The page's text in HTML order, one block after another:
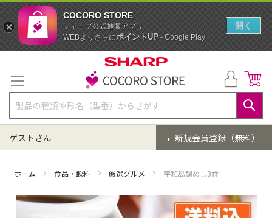
テ
ン
ツ
に
キ
検
索
新規会員登録（無料）
ゲストさん
ホーム 食品・飲料 厳選グルメ 宇和島鯛めし3食
イ
COCORO STORE
シャープ公式通販アプリ
WEBよりさらにポイントUP- Google Play
開く